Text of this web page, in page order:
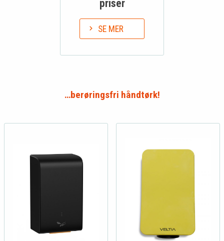
priser
SE MER
…berøringsfri håndtørk!